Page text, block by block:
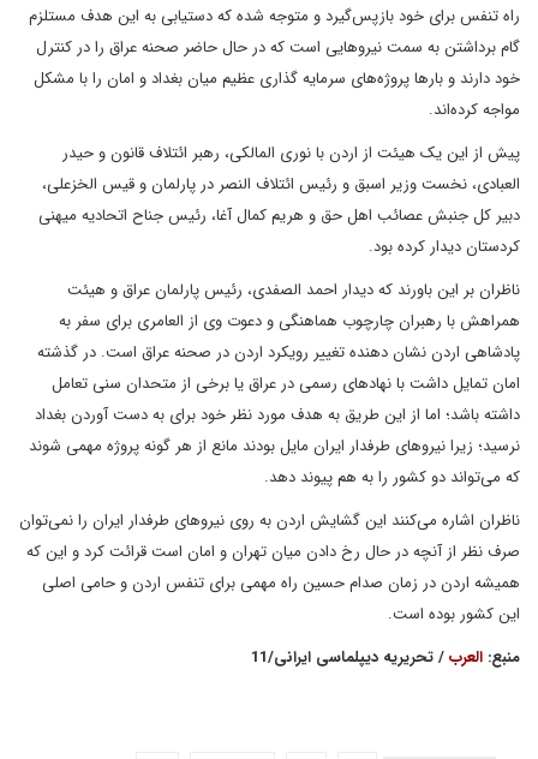
راه تنفس برای خود بازپس‌گیرد و متوجه شده که دستیابی به این هدف مستلزم
گام برداشتن به سمت نیروهایی است که در حال حاضر صحنه عراق را در کنترل
خود دارند و بارها پروژه‌های سرمایه گذاری عظیم میان بغداد و امان را با مشکل
مواجه کرده‌اند.
پیش از این یک هیئت از اردن با نوری المالکی، رهبر ائتلاف قانون و حیدر
العبادی، نخست وزیر اسبق و رئیس ائتلاف النصر در پارلمان و قیس الخزعلی،
دبیر کل جنبش عصائب اهل حق و هریم کمال آغا، رئیس جناح اتحادیه میهنی
کردستان دیدار کرده بود.
ناظران بر این باورند که دیدار احمد الصفدی، رئیس پارلمان عراق و هیئت
همراهش با رهبران چارچوب هماهنگی و دعوت وی از العامری برای سفر به
پادشاهی اردن نشان دهنده تغییر رویکرد اردن در صحنه عراق است. در گذشته
امان تمایل داشت با نهادهای رسمی در عراق یا برخی از متحدان سنی تعامل
داشته باشد؛ اما از این طریق به هدف مورد نظر خود برای به دست آوردن بغداد
نرسید؛ زیرا نیروهای طرفدار ایران مایل بودند مانع از هر گونه پروژه مهمی شوند
که می‌تواند دو کشور را به هم پیوند دهد.
ناظران اشاره می‌کنند این گشایش اردن به روی نیروهای طرفدار ایران را نمی‌توان
صرف نظر از آنچه در حال رخ دادن میان تهران و امان است قرائت کرد و این که
همیشه اردن در زمان صدام حسین راه مهمی برای تنفس اردن و حامی اصلی
این کشور بوده است.
منبع: العرب/ تحریریه دیپلماسی ایرانی/11